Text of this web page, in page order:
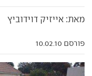
מאת: אייזיק דוידוביץ
פורסם 10.02.10